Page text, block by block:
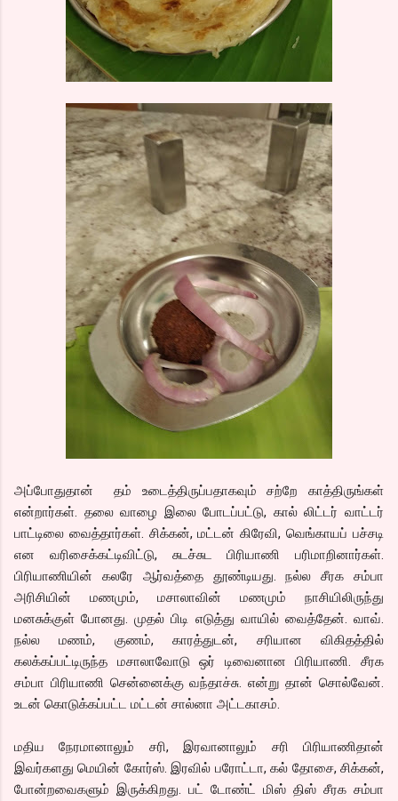
அப்போதுதான் தம் உடைத்திருப்பதாகவும் சற்றே காத்திருங்கள்
என்றார்கள். தலை வாழை இலை போடப்பட்டு, கால் லிட்டர் வாட்டர்
பாட்டிலை வைத்தார்கள். சிக்கன், மட்டன் கிரேவி, வெங்காயப் பச்சடி
என வரிசைக்கட்டிவிட்டு, சுடச்சுட பிரியாணி பரிமாறினார்கள்.
பிரியாணியின் கலரே ஆர்வத்தை தூண்டியது. நல்ல சீரக சம்பா
அரிசியின் மணமும், மசாலாவின் மணமும் நாசியிலிருந்து
மனசுக்குள் போனது. முதல் பிடி எடுத்து வாயில் வைத்தேன். வாவ்.
நல்ல மணம், குணம், காரத்துடன், சரியான விகிதத்தில்
கலக்கப்பட்டிருந்த மசாலாவோடு ஒர் டிவைனான பிரியாணி. சீரக
சம்பா பிரியாணி சென்னைக்கு வந்தாச்சு. என்று தான் சொல்வேன்.
உடன் கொடுக்கப்பட்ட மட்டன் சால்னா அட்டகாசம்.
மதிய நேரமானாலும் சரி, இரவானாலும் சரி பிரியாணிதான்
இவர்களது மெயின் கோர்ஸ். இரவில் பரோட்டா, கல் தோசை, சிக்கன்,
போன்றவைகளும் இருக்கிறது. பட் டோண்ட் மிஸ் திஸ் சீரக சம்பா